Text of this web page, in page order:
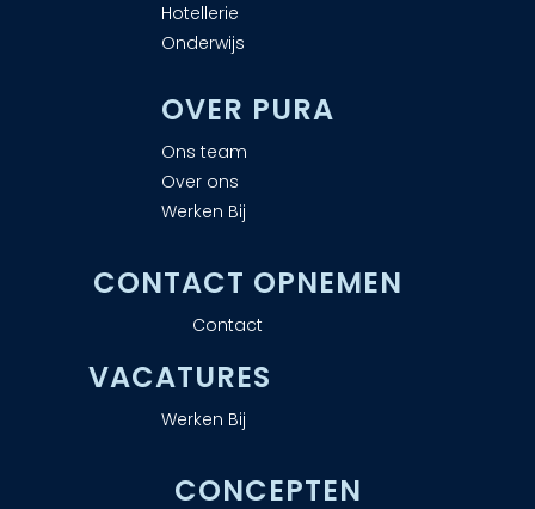
Hotellerie
Onderwijs
OVER PURA
Ons team
Over ons
Werken Bij
CONTACT OPNEMEN
Contact
VACATURES
Werken Bij
CONCEPTEN